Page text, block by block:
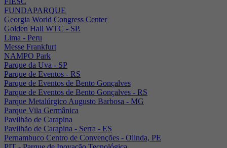
FUNDAPARQUE
Georgia World Congress Center
Golden Hall WTC - SP.
Lima - Peru
Messe Frankfurt
NAMPO Park
Parque da Uva - SP
Parque de Eventos - RS
Parque de Eventos de Bento Gonçalves
Parque de Eventos de Bento Gonçalves - RS
Parque Metalúrgico Augusto Barbosa - MG
Parque Vila Germânica
Pavilhão de Carapina
Pavilhão de Carapina - Serra - ES
Pernambuco Centro de Convenções - Olinda, PE